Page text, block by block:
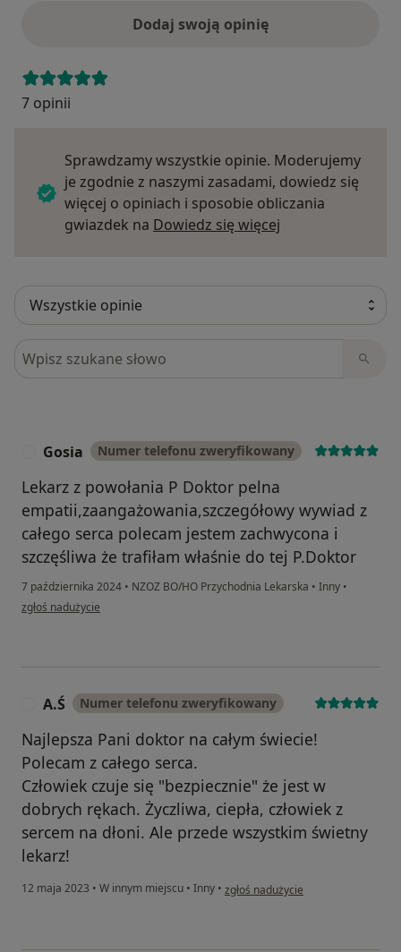
Dodaj swoją opinię
7 opinii
Sprawdzamy wszystkie opinie. Moderujemy
je zgodnie z naszymi zasadami, dowiedz się
więcej o opiniach i sposobie obliczania
gwiazdek na Dowiedz się więcej
Szukaj w opiniach
Gosia Numer telefonu zweryfikowany
Lekarz z powołania P Doktor pelna
empatii,zaangażowania,szczegółowy wywiad z
całego serca polecam jestem zachwycona i
szczęśliwa że trafiłam właśnie do tej P.Doktor
7 października 2024 • NZOZ BO/HO Przychodnia Lekarska • Inny •
w opinii użytkownika Gosia
zgłoś nadużycie
A.Ś Numer telefonu zweryfikowany
Najlepsza Pani doktor na całym świecie!
Polecam z całego serca.
Człowiek czuje się "bezpiecznie" że jest w
dobrych rękach. Życzliwa, ciepła, człowiek z
sercem na dłoni. Ale przede wszystkim świetny
lekarz!
12 maja 2023 • W innym miejscu • Inny • w opinii użytkownika A.Ś
zgłoś nadużycie